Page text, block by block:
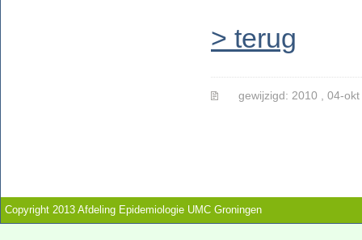
> terug
gewijzigd: 2010 , 04-okt
Copyright 2013 Afdeling Epidemiologie UMC Groningen